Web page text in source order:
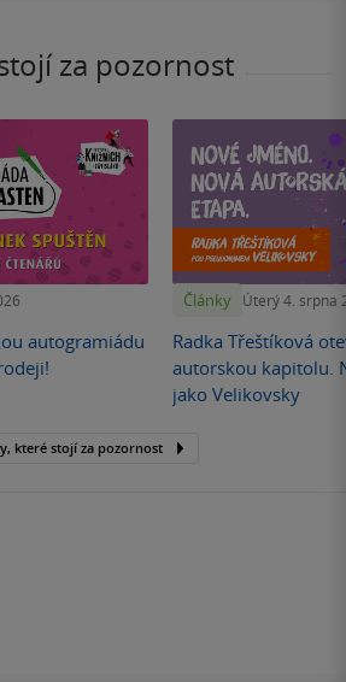
za pozornost
autogramiádu
Články Úterý 4. srpna
Radka Třeštíková
autorskou kapitolu.
jako Velikovsky
které stojí za pozornost